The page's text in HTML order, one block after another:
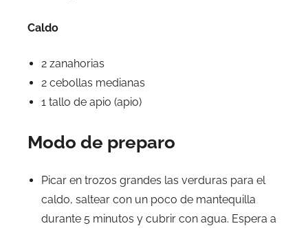
Caldo
2 zanahorias
2 cebollas medianas
1 tallo de apio (apio)
Modo de preparo
Picar en trozos grandes las verduras para el
caldo, saltear con un poco de mantequilla
durante 5 minutos y cubrir con agua. Espera a